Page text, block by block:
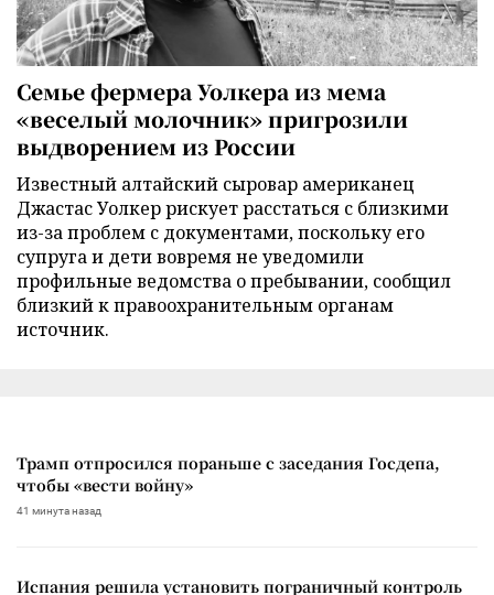
Семье фермера Уолкера из мема
«веселый молочник» пригрозили
выдворением из России
Известный алтайский сыровар американец
Джастас Уолкер рискует расстаться с близкими
из-за проблем с документами, поскольку его
супруга и дети вовремя не уведомили
профильные ведомства о пребывании, сообщил
близкий к правоохранительным органам
источник.
Трамп отпросился пораньше с заседания Госдепа,
чтобы «вести войну»
41 минута назад
Испания решила установить пограничный контроль